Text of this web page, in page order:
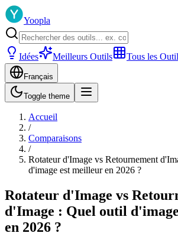
Yoopla
Idées Meilleurs Outils Tous les
Français
Toggle theme
Accueil
/
Comparaisons
/
Rotateur d'Image vs Retournement
d'image est meilleur en 2026 ?
Rotateur d'Image vs
d'Image : Quel outil
en 2026 ?